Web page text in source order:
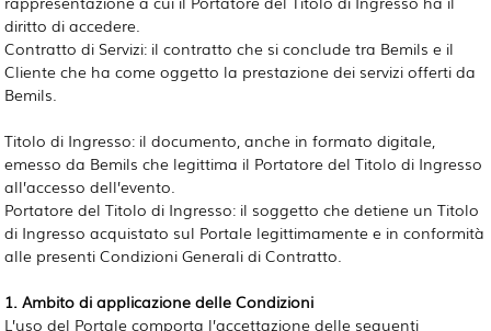
diritto di accedere.
Contratto di Servizi: il contratto che si conclude tra Bemils e il
Cliente che ha come oggetto la prestazione dei servizi offerti da
Bemils.
Titolo di Ingresso: il documento, anche in formato digitale,
emesso da Bemils che legittima il Portatore del Titolo di Ingresso
all’accesso dell’evento.
Portatore del Titolo di Ingresso: il soggetto che detiene un Titolo
di Ingresso acquistato sul Portale legittimamente e in conformità
alle presenti Condizioni Generali di Contratto.
1. Ambito di applicazione delle Condizioni
L’uso del Portale comporta l’accettazione delle seguenti